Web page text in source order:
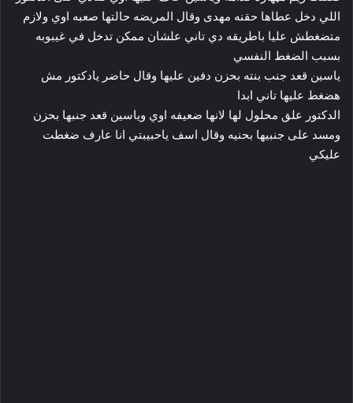
اللي دخل عطاها حقنه مهدى وقال المريضه حالتها صعبه اوي ولازم
متضغطش عليا باطريقه دي تاني علشان ممكن تدخل في غيبوبه
بسبب الضغط النفسي
ياسين قعد جنب بنته بحزن دفين عليها وقال حاضر يادكتور مش
هضغط عليها تاني ابدا
الدكتور علق محلول لها لانها ضعيفه اوي وياسين قعد جنبها بحزن
ومسد على جنبيها بحنيه وقال اسف ياحبيبتي انا عارف ضغطت
عليكي